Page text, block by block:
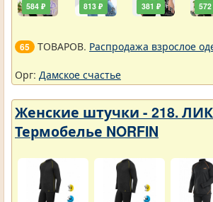
584 ₽ 813 ₽ 381 ₽
65 ТОВАРОВ. Распродажа взрослое
Орг: Дамское счастье
Женские штучки - 218.
Термобелье NORFIN